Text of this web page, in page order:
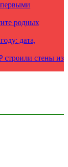
первыми
родных
дата,
строили стены из